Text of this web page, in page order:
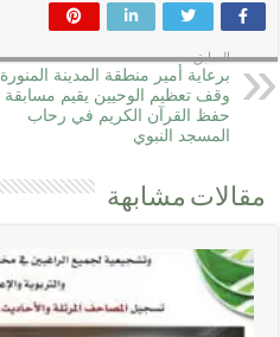
السابق
برعاية أمير منطقة المدينة المنورة
وقف تعظيم الوحيين يقيم مسابقة
حفظ القرآن الكريم في رحاب
المسجد النبوي
مقالات مشابهة